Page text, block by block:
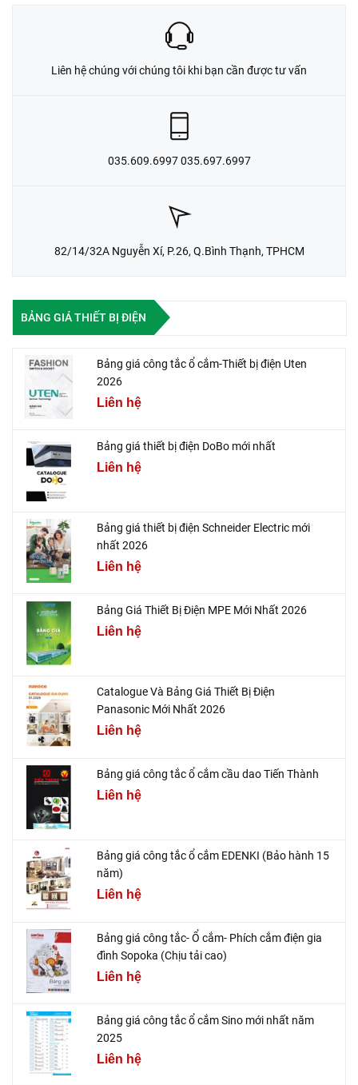
Liên hệ chúng với chúng tôi khi bạn cần được tư vấn
035.609.6997 035.697.6997
82/14/32A Nguyễn Xí, P.26, Q.Bình Thạnh, TPHCM
BẢNG GIÁ THIẾT BỊ ĐIỆN
Bảng giá công tắc ổ cắm-Thiết bị điện Uten
2026
Liên hệ
Bảng giá thiết bị điện DoBo mới nhất
Liên hệ
Bảng giá thiết bị điện Schneider Electric mới
nhất 2026
Liên hệ
Bảng Giá Thiết Bị Điện MPE Mới Nhất 2026
Liên hệ
Catalogue Và Bảng Giá Thiết Bị Điện
Panasonic Mới Nhất 2026
Liên hệ
Bảng giá công tắc ổ cắm cầu dao Tiến Thành
Liên hệ
Bảng giá công tắc ổ cắm EDENKI (Bảo hành 15
năm)
Liên hệ
Bảng giá công tắc- Ổ cắm- Phích cắm điện gia
đình Sopoka (Chịu tải cao)
Liên hệ
Bảng giá công tắc ổ cắm Sino mới nhất năm
2025
Liên hệ